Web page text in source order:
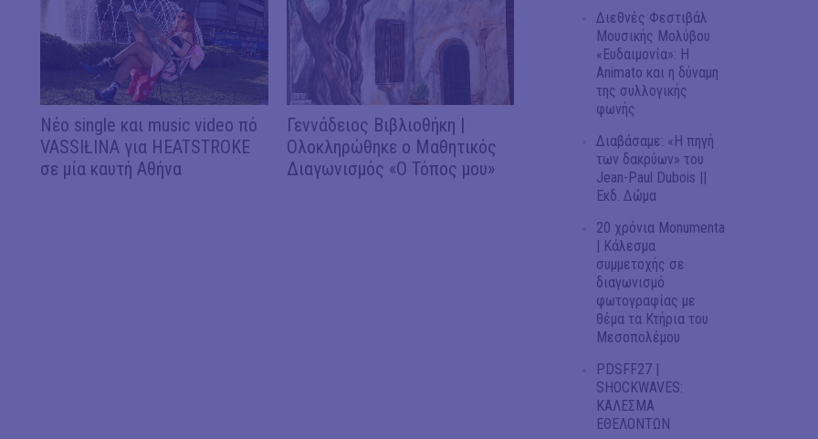
Νέο single και music video πό
VASSIŁINA για HEATSTROKE
σε μία καυτή Αθήνα
Γεννάδειος Βιβλιοθήκη |
Ολοκληρώθηκε ο Μαθητικός
Διαγωνισμός «Ο Τόπος μου»
Διεθνές Φεστιβάλ
Μουσικής Μολύβου
«Ευδαιμονία»: Η
Animato και η δύναμη
της συλλογικής
φωνής
Διαβάσαμε: «Η πηγή
των δακρύων» του
Jean-Paul Dubois ||
Εκδ. Δώμα
20 χρόνια Monumenta
| Κάλεσμα
συμμετοχής σε
διαγωνισμό
φωτογραφίας με
θέμα τα Κτήρια του
Μεσοπολέμου
PDSFF27 |
SHOCKWAVES:
ΚΑΛΕΣΜΑ
ΕΘΕΛΟΝΤΩΝ